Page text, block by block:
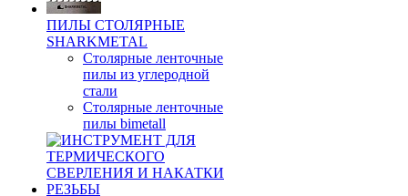
ПИЛЫ СТОЛЯРНЫЕ
SHARKMETAL
Столярные ленточные
пилы из углеродной
стали
Столярные ленточные
пилы bimetall